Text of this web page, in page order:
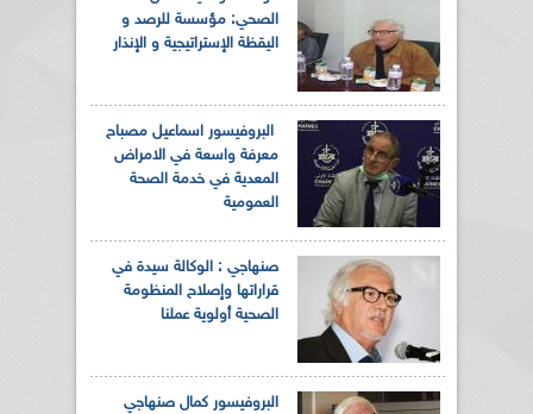
الصحي: مؤسسة للرصد و
اليقظة الإستراتيجية و الإنذار
البروفيسور اسماعيل مصباح
معرفة واسعة في الامراض
المعدية في خدمة الصحة
العمومية
صنهاجي : الوكالة سيدة في
قراراتها وإصلاح المنظومة
الصحية أولوية عملنا
البروفيسور كمال صنهاجي